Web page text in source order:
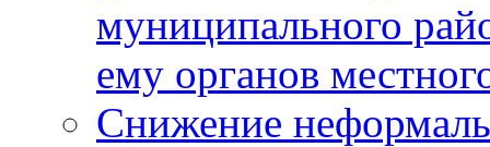
муниципального
ему органов
Снижение